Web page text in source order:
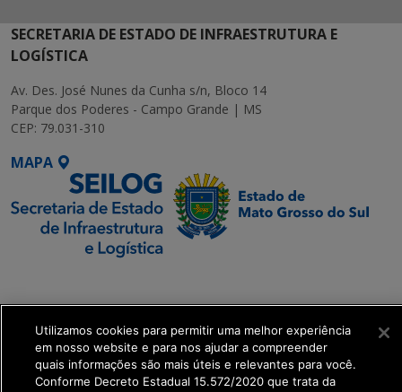
SECRETARIA DE ESTADO DE INFRAESTRUTURA E
LOGÍSTICA
Av. Des. José Nunes da Cunha s/n, Bloco 14
Parque dos Poderes - Campo Grande | MS
CEP: 79.031-310
MAPA
Executiva de
Transformação Digital
get_footer();
Utilizamos cookies para permitir uma melhor experiência
em nosso website e para nos ajudar a compreender
quais informações são mais úteis e relevantes para você.
Conforme Decreto Estadual 15.572/2020 que trata da